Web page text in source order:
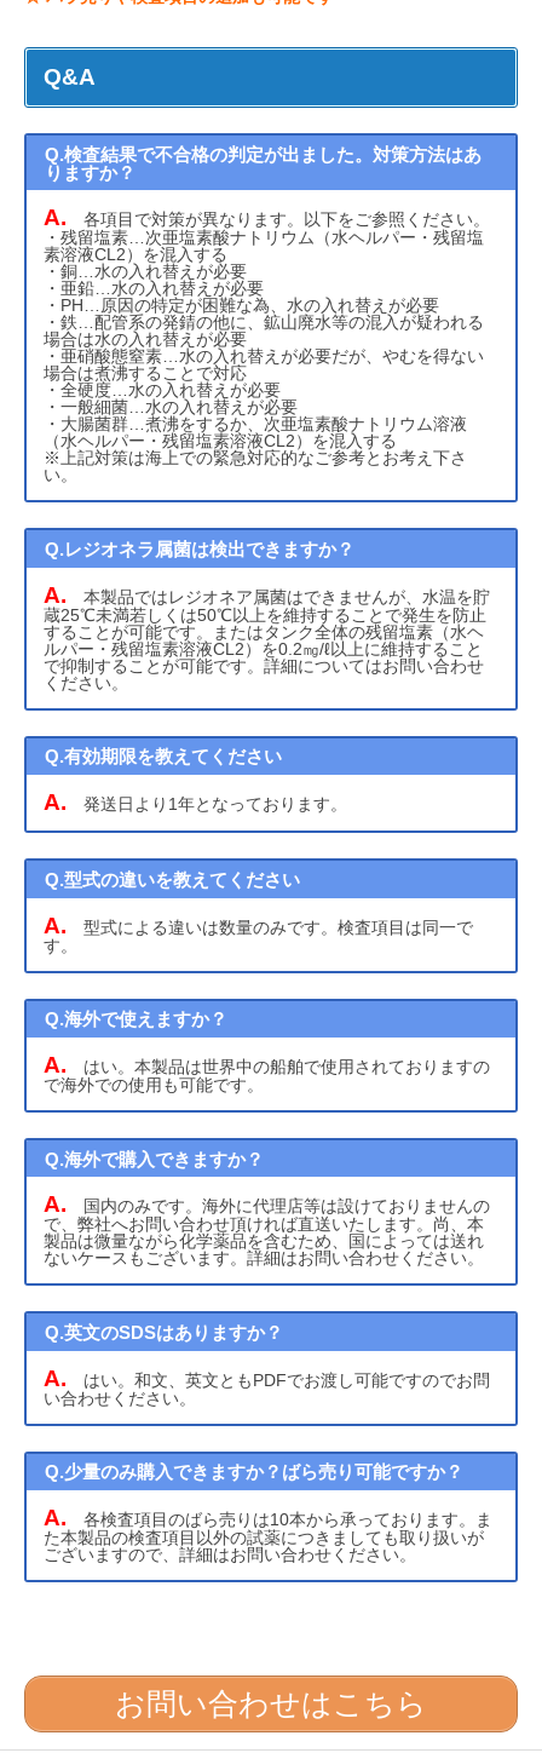
Q&A
Q.検査結果で不合格の判定が出ました。対策方法はあ
りますか？
A. 各項目で対策が異なります。以下をご参照ください。
・残留塩素…次亜塩素酸ナトリウム（水ヘルパー・残留塩
素溶液CL2）を混入する
・銅…水の入れ替えが必要
・亜鉛…水の入れ替えが必要
・PH…原因の特定が困難な為、水の入れ替えが必要
・鉄…配管系の発錆の他に、鉱山廃水等の混入が疑われる
場合は水の入れ替えが必要
・亜硝酸態窒素…水の入れ替えが必要だが、やむを得ない
場合は煮沸することで対応
・全硬度…水の入れ替えが必要
・一般細菌…水の入れ替えが必要
・大腸菌群…煮沸をするか、次亜塩素酸ナトリウム溶液
（水ヘルパー・残留塩素溶液CL2）を混入する
※上記対策は海上での緊急対応的なご参考とお考え下さ
い。
Q.レジオネラ属菌は検出できますか？
A. 本製品ではレジオネア属菌はできませんが、水温を貯
蔵25℃未満若しくは50℃以上を維持することで発生を防止
することが可能です。またはタンク全体の残留塩素（水ヘ
ルパー・残留塩素溶液CL2）を0.2㎎/ℓ以上に維持すること
で抑制することが可能です。詳細についてはお問い合わせ
ください。
Q.有効期限を教えてください
A. 発送日より1年となっております。
Q.型式の違いを教えてください
A. 型式による違いは数量のみです。検査項目は同一で
す。
Q.海外で使えますか？
A. はい。本製品は世界中の船舶で使用されておりますの
で海外での使用も可能です。
Q.海外で購入できますか？
A. 国内のみです。海外に代理店等は設けておりませんの
で、弊社へお問い合わせ頂ければ直送いたします。尚、本
製品は微量ながら化学薬品を含むため、国によっては送れ
ないケースもございます。詳細はお問い合わせください。
Q.英文のSDSはありますか？
A. はい。和文、英文ともPDFでお渡し可能ですのでお問
い合わせください。
Q.少量のみ購入できますか？ばら売り可能ですか？
A. 各検査項目のばら売りは10本から承っております。ま
た本製品の検査項目以外の試薬につきましても取り扱いが
ございますので、詳細はお問い合わせください。
お問い合わせはこちら